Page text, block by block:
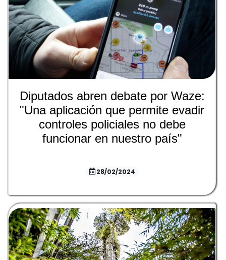
Diputados abren debate por Waze:
"Una aplicación que permite evadir
controles policiales no debe
funcionar en nuestro país"
28/02/2024